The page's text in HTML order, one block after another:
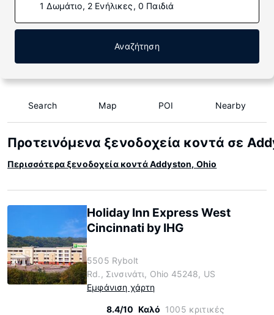
1 Δωμάτιο, 2 Ενήλικες, 0 Παιδιά
Αναζήτηση
Search Map POI Nearby
Προτεινόμενα ξενοδοχεία κοντά σε
Περισσότερα ξενοδοχεία κοντά Addyston, Ohio
Holiday Inn Express West
Cincinnati by IHG
5505 Rybolt
Rd., Σινσινάτι, Ohio 45248, US
Εμφάνιση χάρτη
8.4/10 Καλό 1005 κριτικές